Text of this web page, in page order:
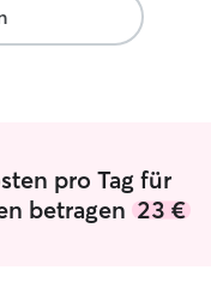
Zusammen mit
wir uns eine
drehen und im
spielen.
pro Tag für
betragen 23 €